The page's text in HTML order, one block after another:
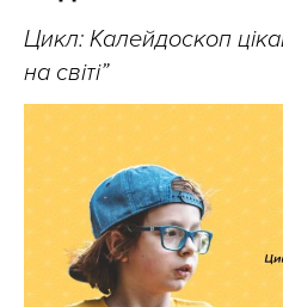
Цикл: Калейдоскоп
на світі”